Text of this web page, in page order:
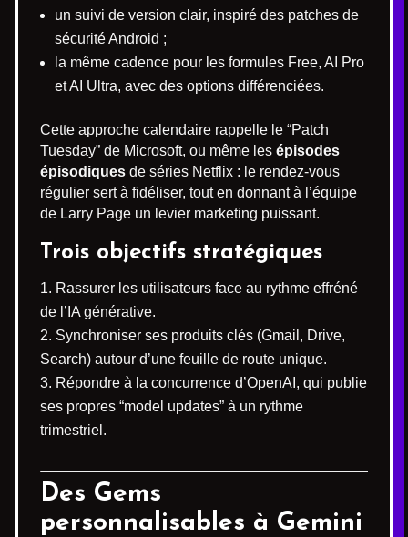
un suivi de version clair, inspiré des patches de
sécurité Android ;
la même cadence pour les formules Free, AI Pro
et AI Ultra, avec des options différenciées.
Cette approche calendaire rappelle le “Patch
Tuesday” de Microsoft, ou même les épisodes
épisodiques de séries Netflix : le rendez-vous
régulier sert à fidéliser, tout en donnant à l’équipe
de Larry Page un levier marketing puissant.
Trois objectifs stratégiques
Rassurer les utilisateurs face au rythme effréné
de l’IA générative.
Synchroniser ses produits clés (Gmail, Drive,
Search) autour d’une feuille de route unique.
Répondre à la concurrence d’OpenAI, qui publie
ses propres “model updates” à un rythme
trimestriel.
Des Gems
personnalisables à Gemini